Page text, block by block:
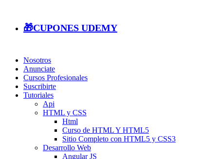
🎁CUPONES UDEMY
Nosotros
Anunciate
Cursos Profesionales
Suscribirte
Tutoriales
Api
HTML y CSS
Html
Curso de HTML Y HTML5
Sitio Completo con HTML5 y CSS3
Desarrollo Web
Angular JS